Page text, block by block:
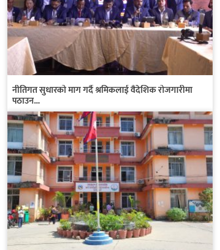
नीतिगत सुधारको माग गर्दै श्रमिकलाई वैदेशिक रोजगारीमा
पठाउन...